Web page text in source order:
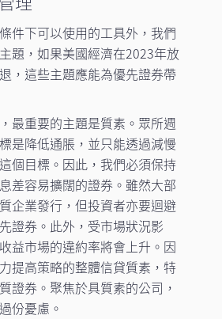
件下可以使用的工具外，我們
題，如果美國經濟在2023年放
，這些主題應能為優先證券帶
最重要的主題是質素。眾所週
是降低通脹，並只能透過減慢
個目標。因此，我們必須保持
差容易擴闊的證券。雖然大部
企業發行，但投資者亦要迴避
證券。此外，受市場狀況影
益市場的違約率將會上升。因
提高策略的整體信貸質素，特
證券。聚焦於具質素的公司，
份憂慮。